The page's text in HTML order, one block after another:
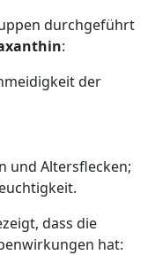
durchgeführt
:
der
und Altersflecken;
dass die
hat: